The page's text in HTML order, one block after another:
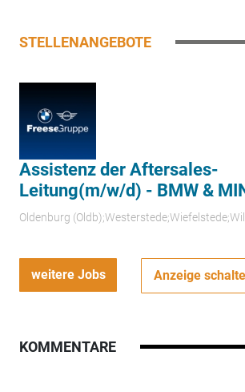
STELLENANGEBOTE
Assistenz der Aftersales-
Leitung(m/w/d) - BMW &
Oldenburg
weitere Jobs Anzeige
KOMMENTARE